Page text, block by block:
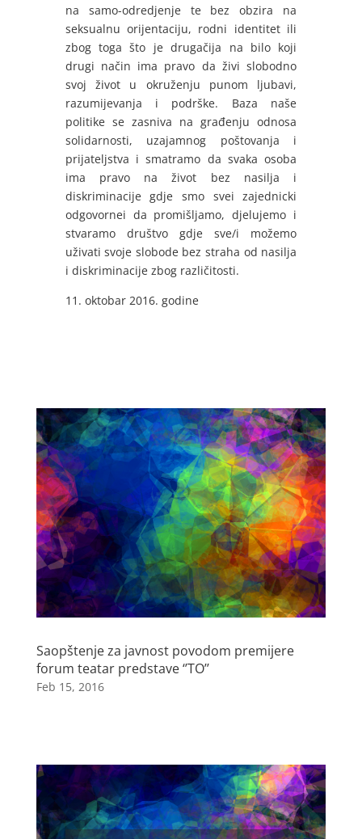
na samo-odredjenje te bez obzira na
seksualnu orijentaciju, rodni identitet ili
zbog toga što je drugačija na bilo koji
drugi način ima pravo da živi slobodno
svoj život u okruženju punom ljubavi,
razumijevanja i podrške. Baza naše
politike se zasniva nagrađenju odnosa
solidarnosti, uzajamnog poštovanja i
prijateljstva i smatramo da svaka osoba
ima pravo na život bez nasilja i
diskriminacije gdje smo svei zajednicki
odgovornei da promišljamo, djelujemo i
stvaramo društvo gdje sve/i možemo
uživati svoje slobode bez straha od nasilja
i diskriminacije zbog različitosti.
11. oktobar 2016. godine
Saopštenje za javnost povodom premijere
forum teatar predstave ‘’TO’’
Feb 15, 2016